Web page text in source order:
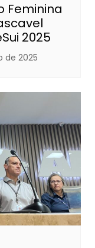
Feminina
2025
de 2025